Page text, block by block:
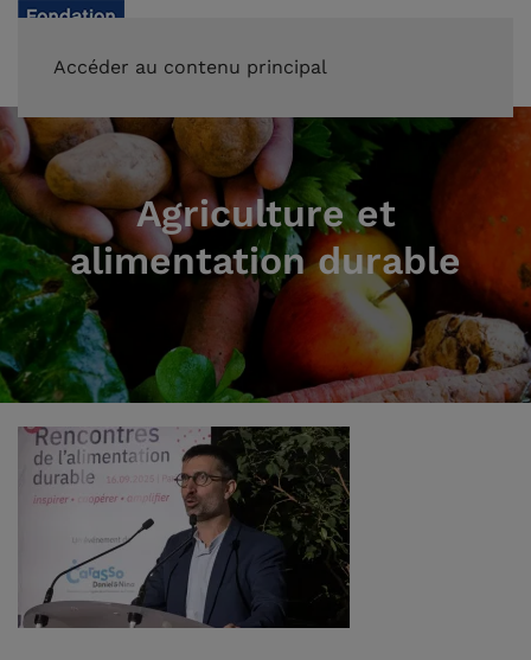
Accéder au contenu principal
Agriculture et
alimentation durable